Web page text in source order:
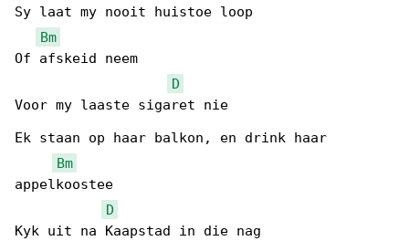
Sy laat my nooit huistoe loop
Bm
Of afskeid neem
D
Voor my laaste sigaret nie
Ek staan op haar balkon, en drink haar
Bm
appelkoostee
D
Kyk uit na Kaapstad in die nag